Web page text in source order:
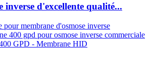
inverse d'excellente qualité...